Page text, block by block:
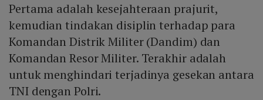
Pertama adalah kesejahteraan prajurit,
kemudian tindakan disiplin terhadap para
Komandan Distrik Militer (Dandim) dan
Komandan Resor Militer. Terakhir adalah
untuk menghindari terjadinya gesekan antara
TNI dengan Polri.